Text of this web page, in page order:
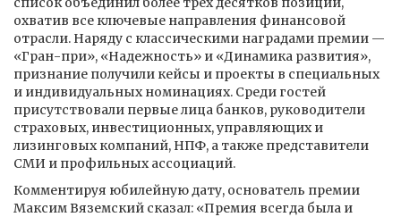
охватив все ключевые направления финансовой
отрасли. Наряду с классическими наградами премии —
«Гран-при», «Надежность» и «Динамика развития»,
признание получили кейсы и проекты в специальных
и индивидуальных номинациях. Среди гостей
присутствовали первые лица банков, руководители
страховых, инвестиционных, управляющих и
лизинговых компаний, НПФ, а также представители
СМИ и профильных ассоциаций.
Комментируя юбилейную дату, основатель премии
Максим Вяземский сказал: «Премия всегда была и